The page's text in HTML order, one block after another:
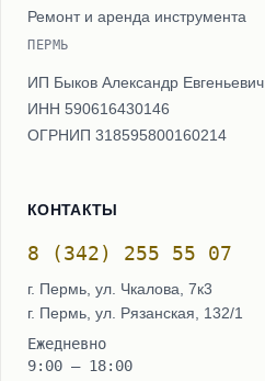
Ремонт и аренда инструмента
ПЕРМЬ
ИП Быков Александр Евгеньевич
ИНН 590616430146
ОГРНИП 318595800160214
КОНТАКТЫ
8 (342) 255 55 07
г. Пермь, ул. Чкалова, 7к3
г. Пермь, ул. Рязанская, 132/1
Ежедневно
9:00 – 18:00